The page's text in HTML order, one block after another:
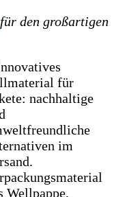
für den großartigen